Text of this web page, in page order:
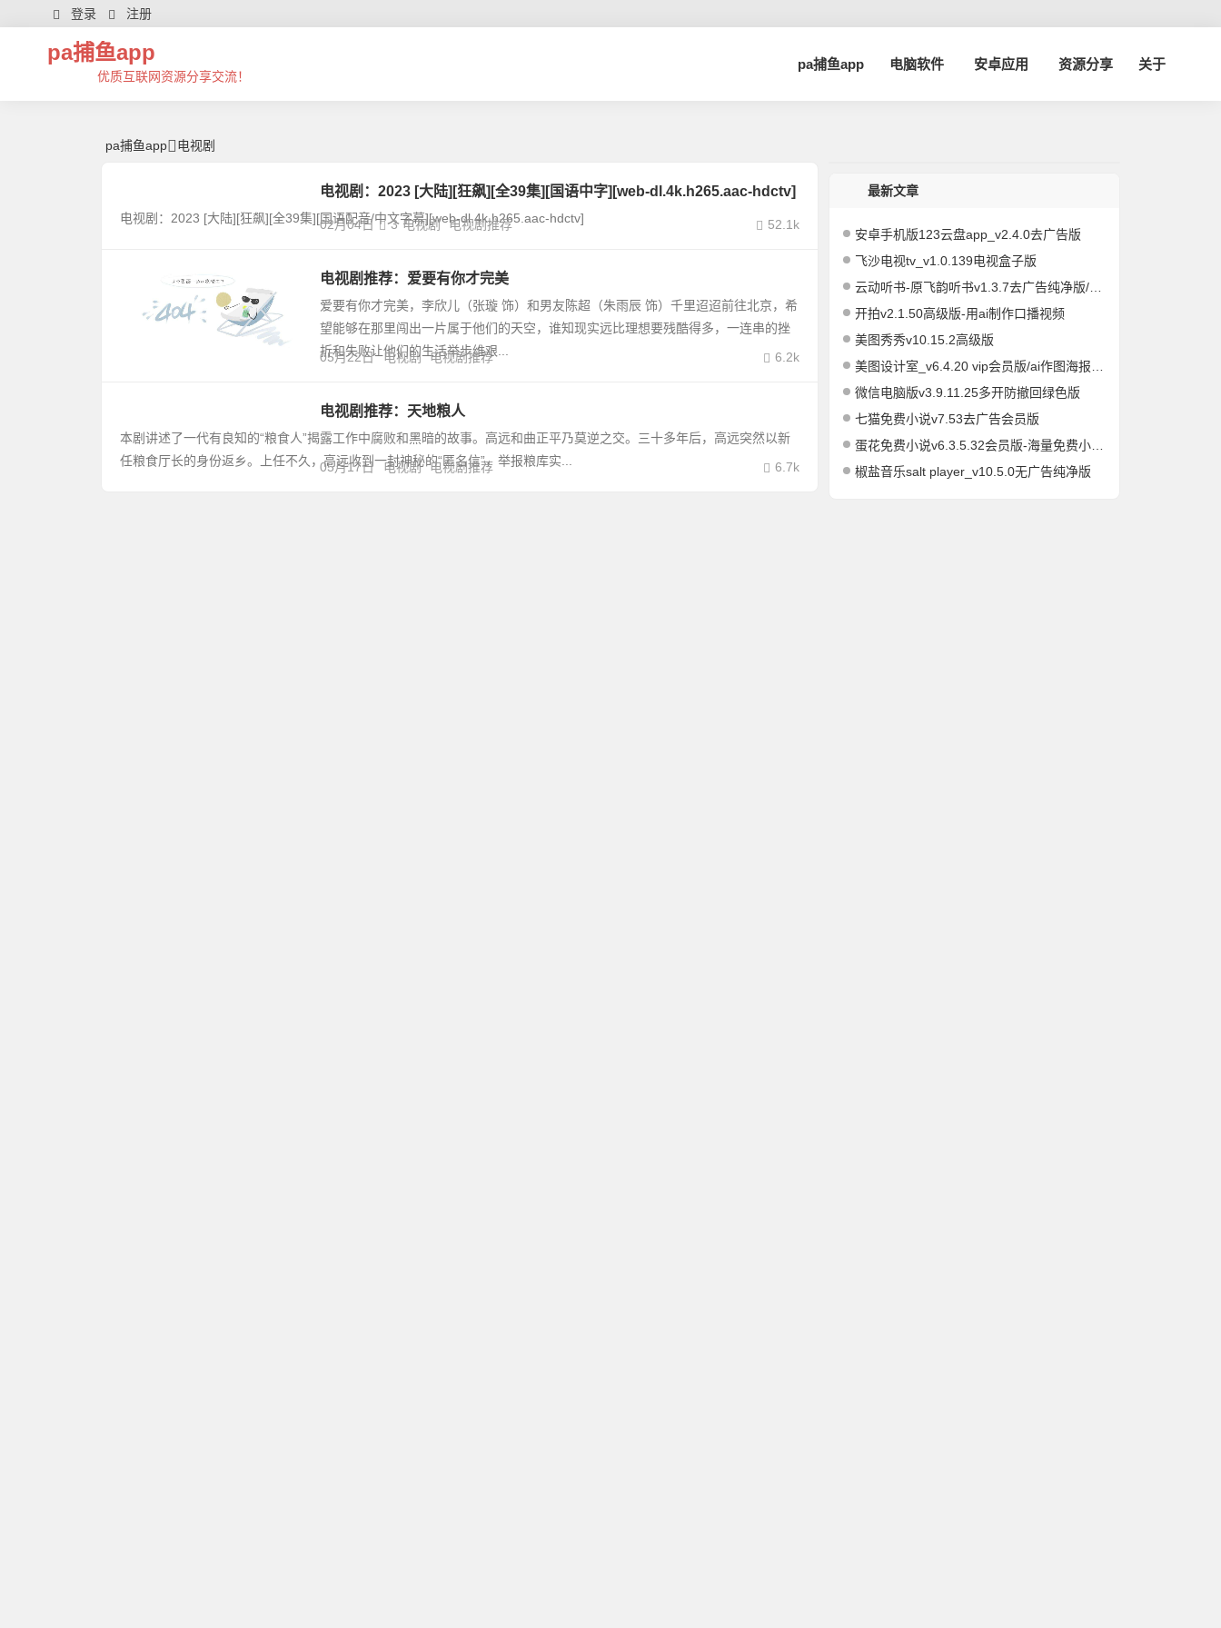
电视剧 | 芊芊精典-pa捕鱼app
登录 注册
pa捕鱼app
优质互联网资源分享交流！
pa捕鱼app 电脑软件 安卓应用 资源分享 关于
pa捕鱼app 电视剧
电视剧：2023 [大陆][狂飙][全39集][国语中字][web-dl.4k.h265.aac-hdctv]
电视剧：2023 [大陆][狂飙][全39集][国语配音/中文字幕][web-dl.4k.h265.aac-hdctv]
02月04日 52.1k
3 电视剧 电视剧推荐
电视剧推荐：爱要有你才完美
爱要有你才完美，李欣儿（张璇 饰）和男友陈超（朱雨辰 饰）千里迢迢前往北京，希
望能够在那里闯出一片属于他们的天空，谁知现实远比理想要残酷得多，一连串的挫
折和失败让他们的生活举步维艰...
05月22日 6.2k
电视剧 电视剧推荐
电视剧推荐：天地粮人
本剧讲述了一代有良知的“粮食人”揭露工作中腐败和黑暗的故事。高远和曲正平乃莫逆之交。三十多年后，高远突然以新
任粮食厅长的身份返乡。上任不久，高远收到一封神秘的“匿名信”，举报粮库实...
05月17日 6.7k
电视剧 电视剧推荐
最新文章
安卓手机版123云盘app_v2.4.0去广告版
飞沙电视tv_v1.0.139电视盒子版
云动听书-原飞韵听书v1.3.7去广告纯净版/海量资源
开拍v2.1.50高级版-用ai制作口播视频
美图秀秀v10.15.2高级版
美图设计室_v6.4.20 vip会员版/ai作图海报编辑
微信电脑版v3.9.11.25多开防撤回绿色版
七猫免费小说v7.53去广告会员版
蛋花免费小说v6.3.5.32会员版-海量免费小说有声小说阅读听书
椒盐音乐salt player_v10.5.0无广告纯净版